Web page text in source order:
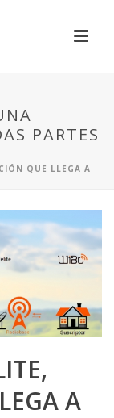
PARTES
QUE LLEGA A
A